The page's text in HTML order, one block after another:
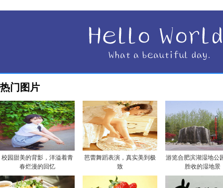
热门图片
校园甜美的背影，洋溢着青
春烂漫的回忆
芭蕾舞蹈表演，真实美到极
致
游览合肥滨湖湿地公
胜收的湿地景